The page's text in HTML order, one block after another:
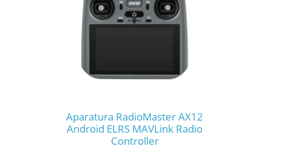
Aparatura RadioMaster AX12
Android ELRS MAVLink Radio
Controller